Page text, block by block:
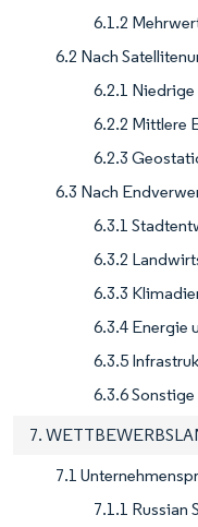
6.1.2
6.2 Nach
6.2.1
6.2.2 Mittlere
6.2.3
6.3 Nach
6.3.1
6.3.2
6.3.3
6.3.4 Energie
6.3.5
6.3.6
7.
7.1
7.1.1 Russian